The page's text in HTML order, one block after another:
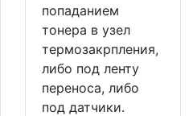
попаданием
тонера в узел
термозакрпления,
либо под ленту
переноса, либо
под датчики.